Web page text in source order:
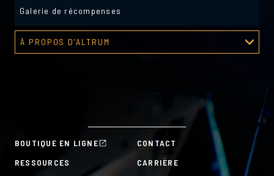
BOUTIQUE EN LIGNE
CONTACT
RESSOURCES
CARRIÈRE
Galerie de récompenses
À PROPOS D’ALTRUM
Plans de Reconnaissance et Récompenses Employé